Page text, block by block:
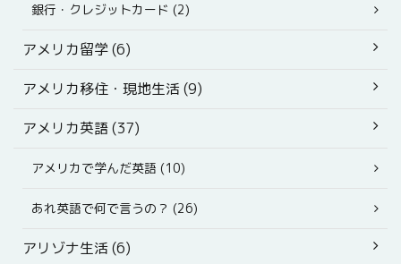
銀行・クレジットカード (2)
アメリカ留学 (6)
アメリカ移住・現地生活 (9)
アメリカ英語 (37)
アメリカで学んだ英語 (10)
あれ英語で何で言うの？ (26)
アリゾナ生活 (6)